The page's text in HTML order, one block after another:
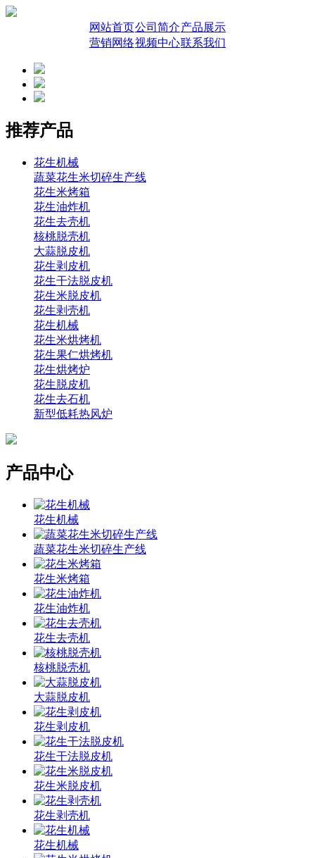
网站首页公司简介产品展示
营销网络视频中心联系我们
推荐产品
花生机械
蔬菜花生米切碎生产线
花生米烤箱
花生油炸机
花生去壳机
核桃脱壳机
大蒜脱皮机
花生剥皮机
花生干法脱皮机
花生米脱皮机
花生剥壳机
花生机械
花生米烘烤机
花生果仁烘烤机
花生烘烤炉
花生脱皮机
花生去石机
新型低耗热风炉
产品中心
花生机械
蔬菜花生米切碎生产线
花生米烤箱
花生油炸机
花生去壳机
核桃脱壳机
大蒜脱皮机
花生剥皮机
花生干法脱皮机
花生米脱皮机
花生剥壳机
花生机械